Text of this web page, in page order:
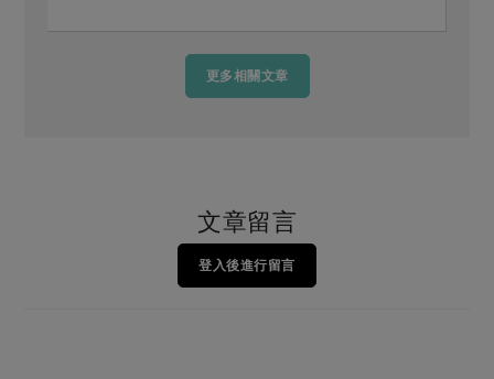
更多相關文章
文章留言
登入後進行留言